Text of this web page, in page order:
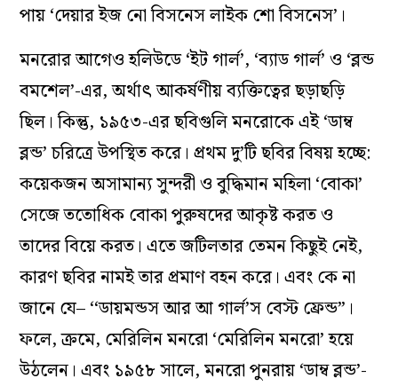
পায় ‘দেয়ার ইজ নো বিসনেস লাইক শো বিসনেস’।
মনরোর আগেও হলিউডে ‘ইট গার্ল’, ‘ব্যাড গার্ল’ ও ‘ব্লন্ড
বমশেল’-এর, অর্থাৎ আকর্ষণীয় ব্যক্তিত্বের ছড়াছড়ি
ছিল। কিন্তু, ১৯৫৩-এর ছবিগুলি মনরোকে এই ‘ডাম্ব
ব্লন্ড’ চরিত্রে উপস্থিত করে। প্রথম দু’টি ছবির বিষয় হচ্ছে:
কয়েকজন অসামান্য সুন্দরী ও বুদ্ধিমান মহিলা ‘বোকা’
সেজে ততোধিক বোকা পুরুষদের আকৃষ্ট করত ও
তাদের বিয়ে করত। এতে জটিলতার তেমন কিছুই নেই,
কারণ ছবির নামই তার প্রমাণ বহন করে। এবং কে না
জানে যে– ‘‘ডায়মন্ডস আর আ গার্ল’স বেস্ট ফ্রেন্ড”।
ফলে, ক্রমে, মেরিলিন মনরো ‘মেরিলিন মনরো’ হয়ে
উঠলেন। এবং ১৯৫৮ সালে, মনরো পুনরায় ‘ডাম্ব ব্লন্ড’-